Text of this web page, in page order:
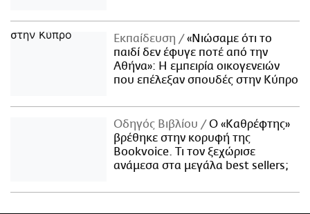
Εκπαίδευση
«Νιώσαμε ότι το
παιδί δεν έφυγε ποτέ από την
Αθήνα»: Η εμπειρία οικογενειών
που επέλεξαν σπουδές στην Κύπρο
Οδηγός Βιβλίου
Ο «Καθρέφτης»
βρέθηκε στην κορυφή της
Bookvoice. Τι τον ξεχώρισε
ανάμεσα στα μεγάλα best sellers;